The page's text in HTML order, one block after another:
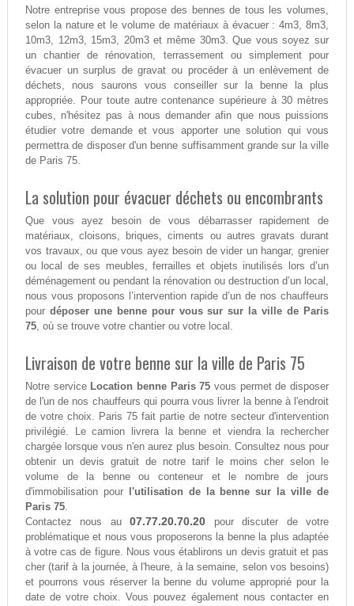
Notre entreprise vous propose des bennes de tous les volumes,
selon la nature et le volume de matériaux à évacuer : 4m3, 8m3,
10m3, 12m3, 15m3, 20m3 et même 30m3. Que vous soyez sur
un chantier de rénovation, terrassement ou simplement pour
évacuer un surplus de gravat ou procéder à un enlèvement de
déchets, nous saurons vous conseiller sur la benne la plus
appropriée. Pour toute autre contenance supérieure à 30 mètres
cubes, n'hésitez pas à nous demander afin que nous puissions
étudier votre demande et vous apporter une solution qui vous
permettra de disposer d'un benne suffisamment grande sur la ville
de Paris 75.
La solution pour évacuer déchets ou encombrants
Que vous ayez besoin de vous débarrasser rapidement de
matériaux, cloisons, briques, ciments ou autres gravats durant
vos travaux, ou que vous ayez besoin de vider un hangar, grenier
ou local de ses meubles, ferrailles et objets inutilisés lors d’un
déménagement ou pendant la rénovation ou destruction d’un local,
nous vous proposons l’intervention rapide d’un de nos chauffeurs
pour déposer une benne pour vous sur sur la ville de Paris
75, où se trouve votre chantier ou votre local.
Livraison de votre benne sur la ville de Paris 75
Notre service Location benne Paris 75 vous permet de disposer
de l'un de nos chauffeurs qui pourra vous livrer la benne à l'endroit
de votre choix. Paris 75 fait partie de notre secteur d'intervention
privilégié. Le camion livrera la benne et viendra la rechercher
chargée lorsque vous n'en aurez plus besoin. Consultez nous pour
obtenir un devis gratuit de notre tarif le moins cher selon le
volume de la benne ou conteneur et le nombre de jours
d'immobilisation pour
l'utilisation de la benne sur la ville de
Paris 75.
Contactez nous au07.77.20.70.20 pour discuter de votre
problématique et nous vous proposerons la benne la plus adaptée
à votre cas de figure. Nous vous établirons un devis gratuit et pas
cher (tarif à la journée, à l'heure, à la semaine, selon vos besoins)
et pourrons vous réserver la benne du volume approprié pour la
date de votre choix. Vous pouvez également nous contacter en